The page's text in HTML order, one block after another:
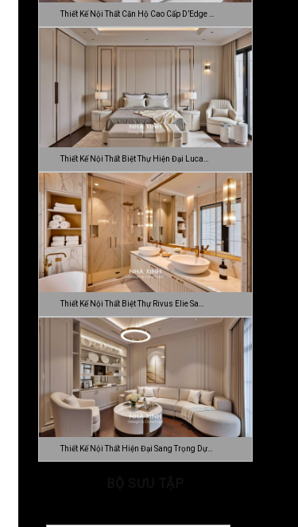
Thiết Kế Nội Thất Căn Hộ Cao Cấp D’Edge …
Thiết Kế Nội Thất Biệt Thự Hiện Đại Luca…
Thiết Kế Nội Thất Biệt Thự Rivus Elie Sa…
Thiết Kế Nội Thất Hiện Đại Sang Trọng Dự…